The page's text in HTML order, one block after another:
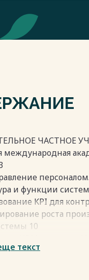
ЧАСТНОЕ
международная
и функции
KPI для
роста
10
HRM-систем
текст